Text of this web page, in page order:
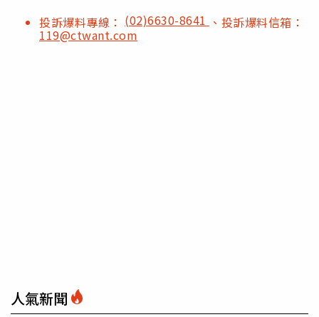
投訴爆料專線： (02)6630-8641 、投訴爆料信箱：
119@ctwant.com
人氣新聞